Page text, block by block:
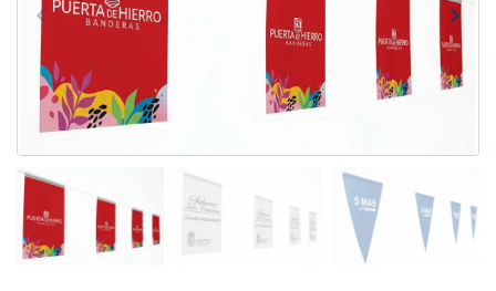
Anterior
keyboard_arrow_left keyboard_arrow_right